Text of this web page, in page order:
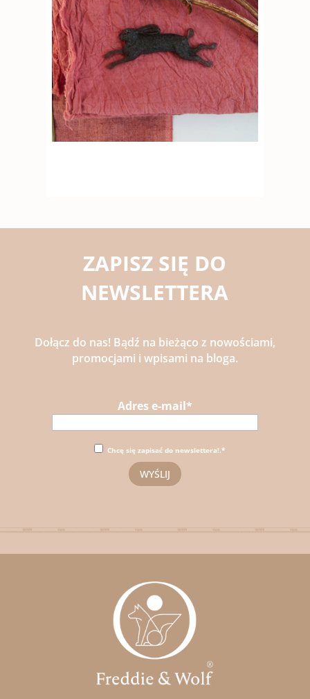
ZAPISZ SIĘ DO
NEWSLETTERA
Dołącz do nas! Bądź na bieżąco z nowościami,
promocjami i wpisami na bloga.
Adres e-mail*
Chcę się zapisać do newslettera!.*